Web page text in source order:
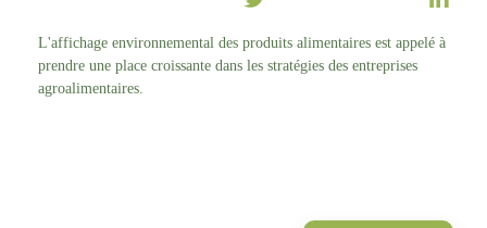
L'affichage environnemental des produits alimentaires est appelé à
prendre une place croissante dans les stratégies des entreprises
agroalimentaires.